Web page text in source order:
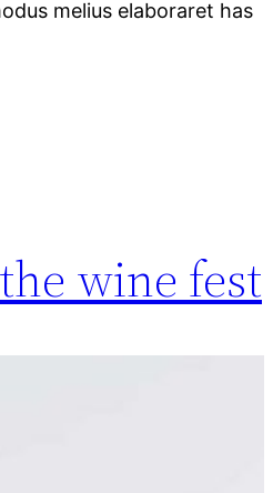
melius elaboraret has
wine fest